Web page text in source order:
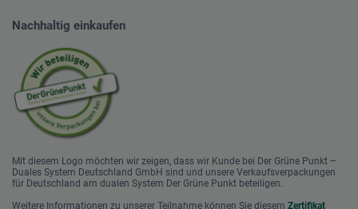
Nachhaltig einkaufen
Mit diesem Logo möchten wir zeigen, dass wir Kunde bei Der Grüne Punkt –
Duales System Deutschland GmbH sind und unsere Verkaufsverpackungen
für Deutschland am dualen System Der Grüne Punkt beteiligen.
Weitere Informationen zu unserer Teilnahme können Sie diesem Zertifikat